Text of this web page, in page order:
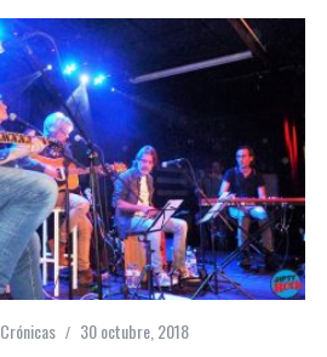
Crónicas 30 octubre, 2018